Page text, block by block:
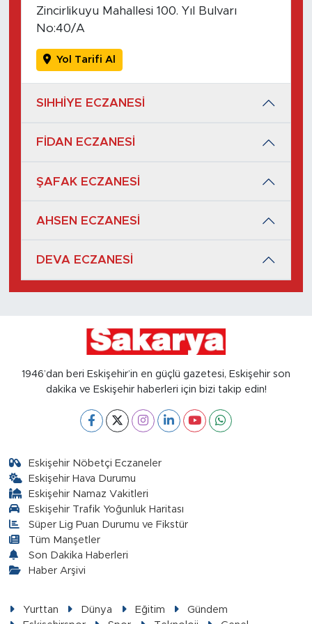
Zincirlikuyu Mahallesi 100. Yıl Bulvarı
No:40/A
Yol Tarifi Al
SIHHİYE ECZANESİ
FİDAN ECZANESİ
ŞAFAK ECZANESİ
AHSEN ECZANESİ
DEVA ECZANESİ
1946’dan beri Eskişehir’in en güçlü gazetesi, Eskişehir son
dakika ve Eskişehir haberleri için bizi takip edin!
Eskişehir Nöbetçi Eczaneler
Eskişehir Hava Durumu
Eskişehir Namaz Vakitleri
Eskişehir Trafik Yoğunluk Haritası
Süper Lig Puan Durumu ve Fikstür
Tüm Manşetler
Son Dakika Haberleri
Haber Arşivi
Yurttan Dünya Eğitim
Gündem